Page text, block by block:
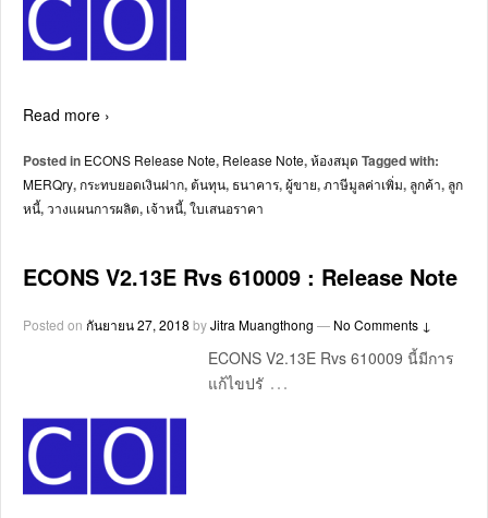
Read more ›
Posted in ECONS Release Note, Release Note,ห้องสมุด Tagged with:
MERQry, กระทบยอดเงินฝาก,ต้นทุน, ธนาคาร,ผู้ขาย,ภาษีมูลค่าเพิ่ม, ลูกค้า, ลูก
หนี้,วางแผนการผลิต, เจ้าหนี้,ใบเสนอราคา
ECONS V2.13E Rvs 610009 : Release Note
Posted on กันยายน 27, 2018 byJitra Muangthong — No Comments ↓
ECONS V2.13E Rvs 610009 นี้มีการ
แก้ไขปรั …